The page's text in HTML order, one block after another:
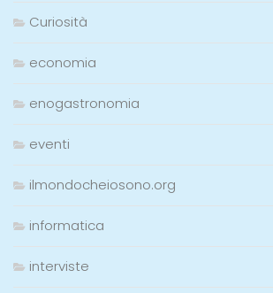
Curiosità
economia
enogastronomia
eventi
ilmondocheiosono.org
informatica
interviste